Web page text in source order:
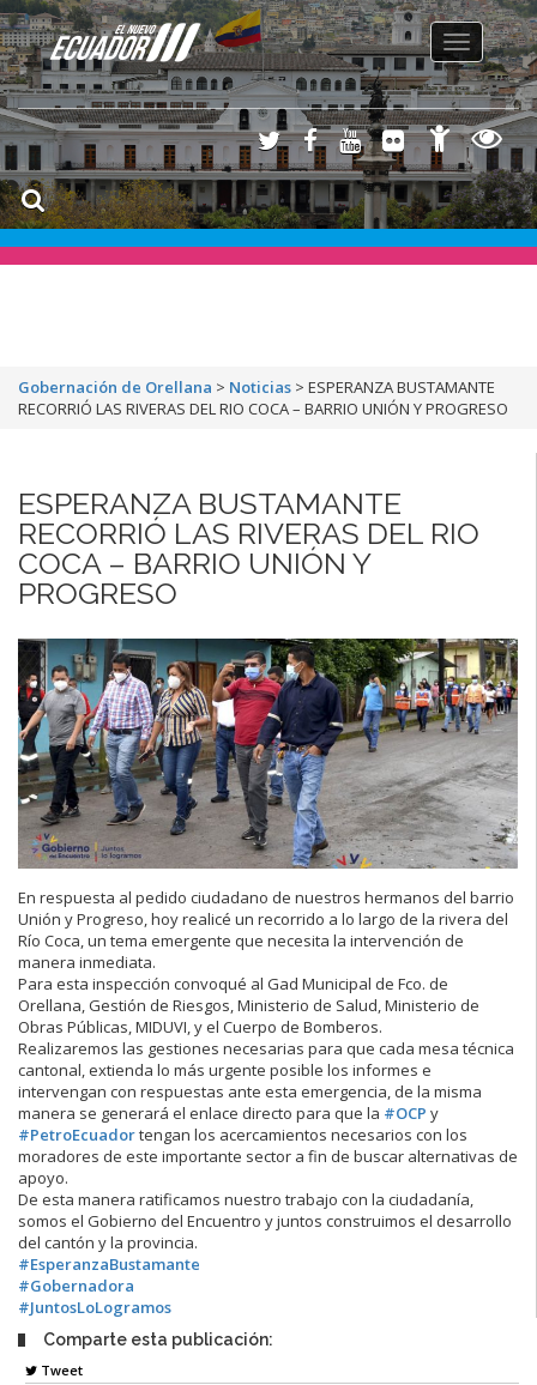
Toggle
navigation
Gobernación de Orellana > Noticias > ESPERANZA BUSTAMANTE
RECORRIÓ LAS RIVERAS DEL RIO COCA – BARRIO UNIÓN Y PROGRESO
ESPERANZA BUSTAMANTE
RECORRIÓ LAS RIVERAS DEL RIO
COCA – BARRIO UNIÓN Y
PROGRESO
En respuesta al pedido ciudadano de nuestros hermanos del barrio
Unión y Progreso, hoy realicé un recorrido a lo largo de la rivera del
Río Coca, un tema emergente que necesita la intervención de
manera inmediata.
Para esta inspección convoqué al Gad Municipal de Fco. de
Orellana, Gestión de Riesgos, Ministerio de Salud, Ministerio de
Obras Públicas, MIDUVI, y el Cuerpo de Bomberos.
Realizaremos las gestiones necesarias para que cada mesa técnica
cantonal, extienda lo más urgente posible los informes e
intervengan con respuestas ante esta emergencia, de la misma
manera se generará el enlace directo para que la #OCP y
#PetroEcuadortengan los acercamientos necesarios con los
moradores de este importante sector a fin de buscar alternativas de
apoyo.
De esta manera ratificamos nuestro trabajo con la ciudadanía,
somos el Gobierno del Encuentro y juntos construimos el desarrollo
del cantón y la provincia.
#EsperanzaBustamante
#Gobernadora
#JuntosLoLogramos
Comparte esta publicación:
Tweet